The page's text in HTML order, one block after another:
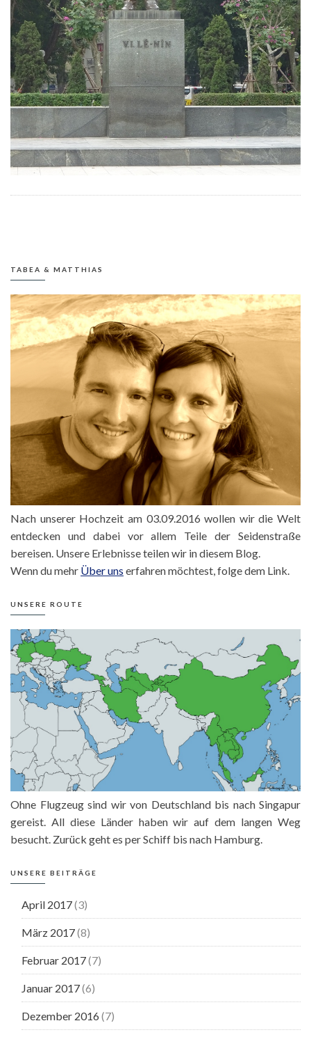
TABEA & MATTHIAS
Nach unserer Hochzeit am 03.09.2016 wollen wir die Welt
entdecken und dabei vor allem Teile der Seidenstraße
bereisen. Unsere Erlebnisse teilen wir in diesem Blog.
Wenn du mehr Über uns erfahren möchtest, folge dem Link.
UNSERE ROUTE
Ohne Flugzeug sind wir von Deutschland bis nach Singapur
gereist. All diese Länder haben wir auf dem langen Weg
besucht. Zurück geht es per Schiff bis nach Hamburg.
UNSERE BEITRÄGE
April 2017(3)
März 2017(8)
Februar 2017(7)
Januar 2017(6)
Dezember 2016 (7)